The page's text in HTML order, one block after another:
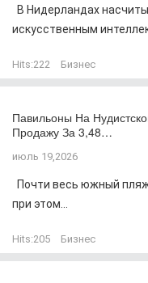
В Нидерландах
искусственным
Hits:222 Бизнес
Павильоны На
Продажу За 3,48…
июль 19,2026
Почти весь южный
при этом...
Hits:205 Бизнес